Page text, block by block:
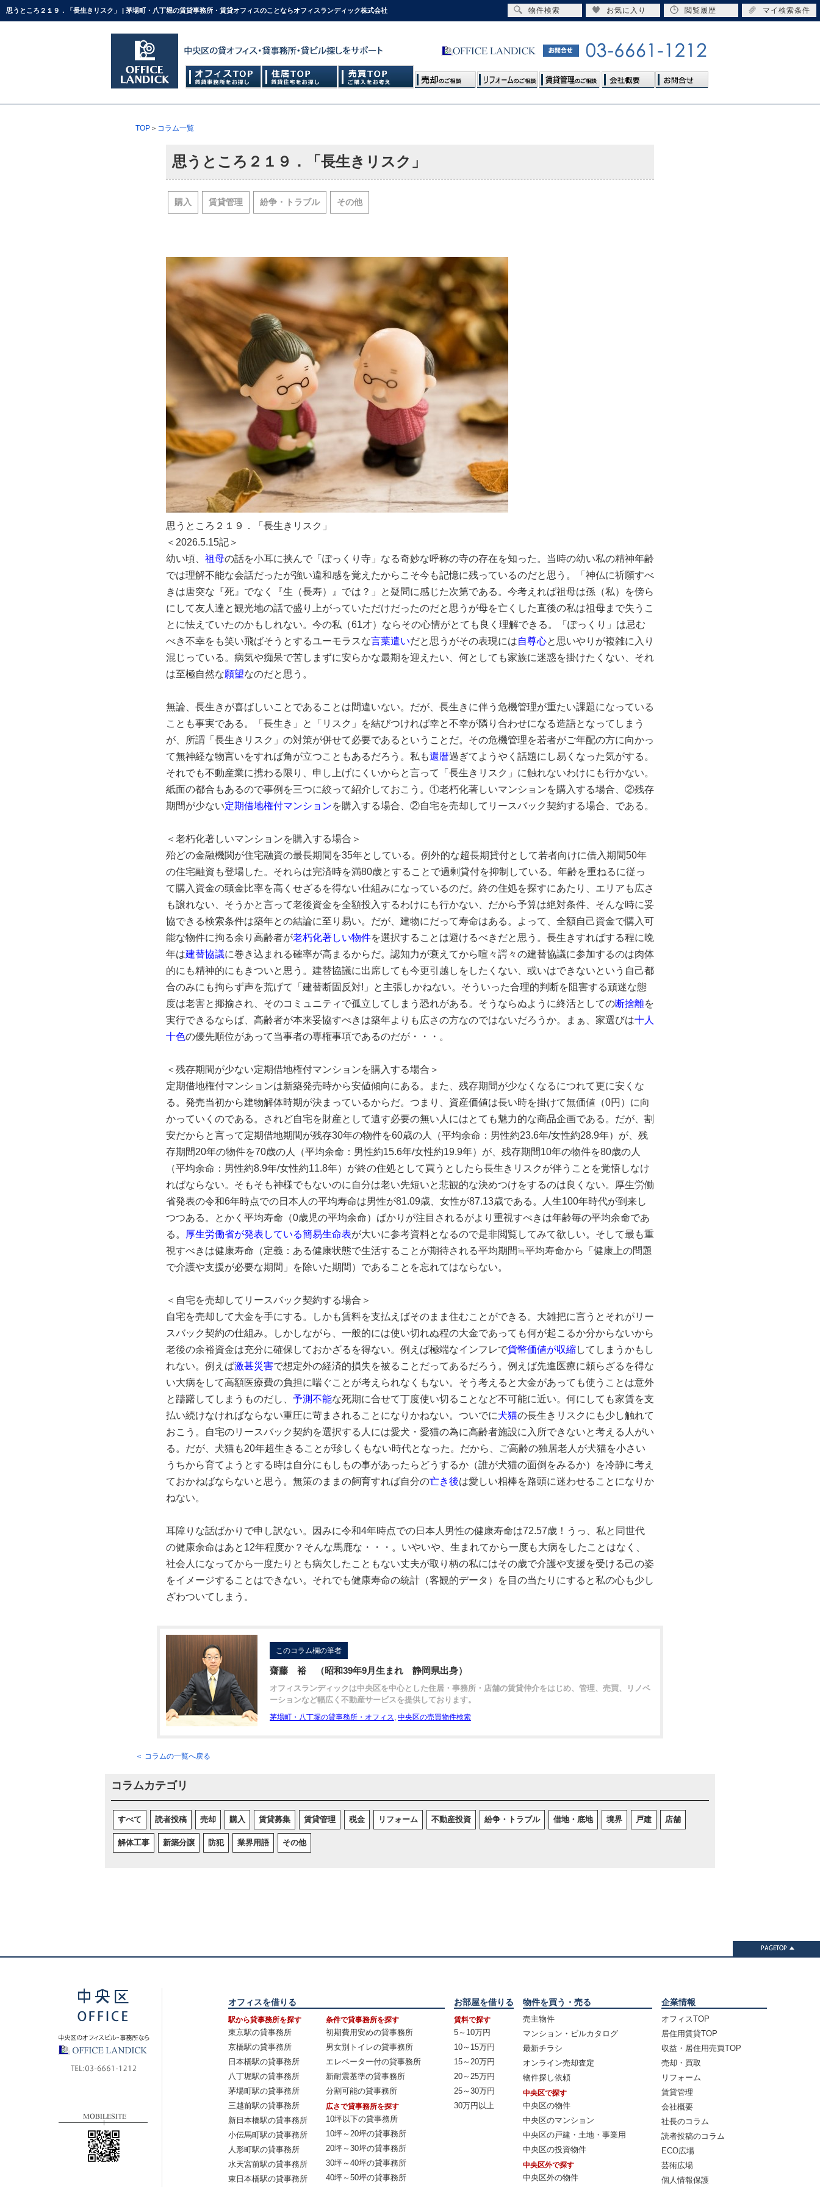
思うところ２１９．「長生きリスク」 | 茅場町・八丁堀の賃貸事務所・賃貸オフィスのことならオフィスランディック株式会社
TOP ＞ コラム一覧
思うところ２１９．「長生きリスク」
購入 賃貸管理 紛争・トラブル その他
思うところ２１９．「長生きリスク」
＜2026.5.15記＞
幼い頃、 祖母の話を小耳に挟んで「ぽっくり寺」なる奇妙な呼称の寺の存在を知った。当時の幼い私の精神年齢
では理解不能な会話だったが強い違和感を覚えたからこそ今も記憶に残っているのだと思う。「神仏に祈願すべ
きは唐突な『死』でなく『生（長寿）』では？」と疑問に感じた次第である。今考えれば祖母は孫（私）を傍ら
にして友人達と観光地の話で盛り上がっていただけだったのだと思うが母を亡くした直後の私は祖母まで失うこ
とに怯えていたのかもしれない。今の私（61才）ならその心情がとても良く理解できる。「ぽっくり」は忌む
べき不幸をも笑い飛ばそうとするユーモラスな言葉遣いだと思うがその表現には自尊心と思いやりが複雑に入り
混じっている。病気や痴呆で苦しまずに安らかな最期を迎えたい、何としても家族に迷惑を掛けたくない、それ
は至極自然な願望なのだと思う。
無論、長生きが喜ばしいことであることは間違いない。だが、長生きに伴う危機管理が重たい課題になっている
ことも事実である。「長生き」と「リスク」を結びつければ幸と不幸が隣り合わせになる造語となってしまう
が、所謂「長生きリスク」の対策が併せて必要であるということだ。その危機管理を若者がご年配の方に向かっ
て無神経な物言いをすれば角が立つこともあるだろう。私も還暦過ぎてようやく話題にし易くなった気がする。
それでも不動産業に携わる限り、申し上げにくいからと言って「長生きリスク」に触れないわけにも行かない。
紙面の都合もあるので事例を三つに絞って紹介しておこう。①老朽化著しいマンションを購入する場合、②残存
期間が少ない定期借地権付マンションを購入する場合、②自宅を売却してリースバック契約する場合、である。
＜老朽化著しいマンションを購入する場合＞
殆どの金融機関が住宅融資の最長期間を35年としている。例外的な超長期貸付として若者向けに借入期間50年
の住宅融資も登場した。それらは完済時を満80歳とすることで過剰貸付を抑制している。年齢を重ねるに従っ
て購入資金の頭金比率を高くせざるを得ない仕組みになっているのだ。終の住処を探すにあたり、エリアも広さ
も譲れない、そうかと言って老後資金を全額投入するわけにも行かない、だから予算は絶対条件、そんな時に妥
協できる検索条件は築年との結論に至り易い。だが、建物にだって寿命はある。よって、全額自己資金で購入可
能な物件に拘る余り高齢者が老朽化著しい物件を選択することは避けるべきだと思う。長生きすればする程に晩
年は建替協議に巻き込まれる確率が高まるからだ。認知力が衰えてから喧々諤々の建替協議に参加するのは肉体
的にも精神的にもきついと思う。建替協議に出席しても今更引越しをしたくない、或いはできないという自己都
合のみにも拘らず声を荒げて「建替断固反対!」と主張しかねない。そういった合理的判断を阻害する頑迷な態
度は老害と揶揄され、そのコミュニティで孤立してしまう恐れがある。そうならぬように終活としての断捨離を
実行できるならば、高齢者が本来妥協すべきは築年よりも広さの方なのではないだろうか。まぁ、家選びは十人
十色の優先順位があって当事者の専権事項であるのだが・・・。
＜残存期間が少ない定期借地権付マンションを購入する場合＞
定期借地権付マンションは新築発売時から安値傾向にある。また、残存期間が少なくなるにつれて更に安くな
る。発売当初から建物解体時期が決まっているからだ。つまり、資産価値は長い時を掛けて無価値（0円）に向
かっていくのである。されど自宅を財産として遺す必要の無い人にはとても魅力的な商品企画である。だが、割
安だからと言って定期借地期間が残存30年の物件を60歳の人（平均余命：男性約23.6年/女性約28.9年）が、残
存期間20年の物件を70歳の人（平均余命：男性約15.6年/女性約19.9年）が、残存期間10年の物件を80歳の人
（平均余命：男性約8.9年/女性約11.8年）が終の住処として買うとしたら長生きリスクが伴うことを覚悟しなけ
ればならない。そもそも神様でもないのに自分は老い先短いと悲観的な決めつけをするのは良くない。厚生労働
省発表の令和6年時点での日本人の平均寿命は男性が81.09歳、女性が87.13歳である。人生100年時代が到来し
つつある。とかく平均寿命（0歳児の平均余命）ばかりが注目されるがより重視すべきは年齢毎の平均余命であ
る。
厚生労働省が発表している簡易生命表が大いに参考資料となるので是非閲覧してみて欲しい。そして最も重
視すべきは健康寿命（定義：ある健康状態で生活することが期待される平均期間≒平均寿命から「健康上の問題
で介護や支援が必要な期間」を除いた期間）であることを忘れてはならない。
＜自宅を売却してリースバック契約する場合＞
自宅を売却して大金を手にする。しかも賃料を支払えばそのまま住むことができる。大雑把に言うとそれがリー
スバック契約の仕組み。しかしながら、一般的には使い切れぬ程の大金であっても何が起こるか分からないから
老後の余裕資金は充分に確保しておかざるを得ない。例えば極端なインフレで貨幣価値が収縮してしまうかもし
れない。例えば激甚災害で想定外の経済的損失を被ることだってあるだろう。例えば先進医療に頼らざるを得な
い大病をして高額医療費の負担に喘ぐことが考えられなくもない。そう考えると大金があっても使うことは意外
と躊躇してしまうものだし、 予測不能な死期に合せて丁度使い切ることなど不可能に近い。何にしても家賃を支
払い続けなければならない重圧に苛まされることになりかねない。ついでに犬猫の長生きリスクにも少し触れて
おこう。自宅のリースバック契約を選択する人には愛犬・愛猫の為に高齢者施設に入所できないと考える人がい
る。だが、犬猫も20年超生きることが珍しくもない時代となった。だから、ご高齢の独居老人が犬猫を小さい
うちから育てようとする時は自分にもしもの事があったらどうするか（誰が犬猫の面倒をみるか）を冷静に考え
ておかねばならないと思う。無策のままの飼育すれば自分の亡き後は愛しい相棒を路頭に迷わせることになりか
ねない。
耳障りな話ばかりで申し訳ない。因みに令和4年時点での日本人男性の健康寿命は72.57歳！うっ、私と同世代
の健康余命はあと12年程度か？そんな馬鹿な・・・。いやいや、生まれてから一度も大病をしたことはなく、
社会人になってから一度たりとも病欠したこともない丈夫が取り柄の私にはその歳で介護や支援を受ける己の姿
をイメージすることはできない。それでも健康寿命の統計（客観的データ）を目の当たりにすると私の心も少し
ざわついてしまう。
このコラム欄の筆者
齋藤 裕 （昭和39年9月生まれ 静岡県出身）
オフィスランディックは中央区を中心とした住居・事務所・店舗の賃貸仲介をはじめ、管理、売買、リノベ
ーションなど幅広く不動産サービスを提供しております。
茅場町・八丁堀の貸事務所・オフィス 中央区の売買物件検索
＜ コラムの一覧へ戻る
コラムカテゴリ
すべて 読者投稿 売却 購入 賃貸募集 賃貸管理 税金 リフォーム 不動産投資 紛争・トラブル 借地・底地 境界 戸建 店舗
解体工事 新築分譲 防犯 業界用語 その他
オフィスを借りる
駅から貸事務所を探す
東京駅の貸事務所
京橋駅の貸事務所
日本橋駅の貸事務所
八丁堀駅の貸事務所
茅場町駅の貸事務所
三越前駅の貸事務所
新日本橋駅の貸事務所
小伝馬町駅の貸事務所
人形町駅の貸事務所
水天宮前駅の貸事務所
東日本橋駅の貸事務所
条件で貸事務所を探す
初期費用安めの貸事務所
男女別トイレの貸事務所
エレベーター付の貸事務所
新耐震基準の貸事務所
分割可能の貸事務所
広さで貸事務所を探す
10坪以下の貸事務所
10坪～20坪の貸事務所
20坪～30坪の貸事務所
30坪～40坪の貸事務所
40坪～50坪の貸事務所
お部屋を借りる
賃料で探す
5～10万円
10～15万円
15～20万円
20～25万円
25～30万円
30万円以上
物件を買う・売る
売主物件
マンション・ビルカタログ
最新チラシ
オンライン売却査定
物件探し依頼
中央区で探す
中央区の物件
中央区のマンション
中央区の戸建・土地・事業用
中央区の投資物件
中央区外で探す
中央区外の物件
企業情報
オフィスTOP
居住用賃貸TOP
収益・居住用売買TOP
売却・買取
リフォーム
賃貸管理
会社概要
社長のコラム
読者投稿のコラム
ECO広場
芸術広場
個人情報保護
物件検索 お気に入り 閲覧履歴 マイ検索条件